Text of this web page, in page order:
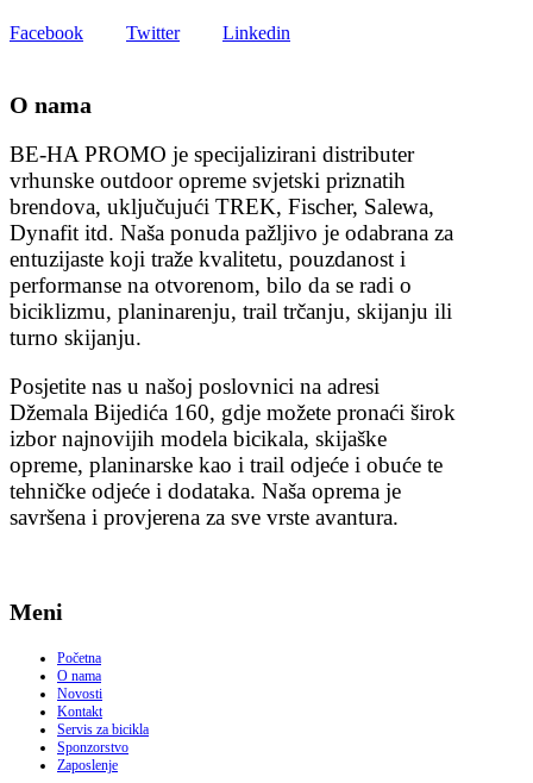
Facebook Twitter Linkedin
O nama
BE-HA PROMO je specijalizirani distributer
vrhunske outdoor opreme svjetski priznatih
brendova, uključujući TREK, Fischer, Salewa,
Dynafit itd. Naša ponuda pažljivo je odabrana za
entuzijaste koji traže kvalitetu, pouzdanost i
performanse na otvorenom, bilo da se radi o
biciklizmu, planinarenju, trail trčanju, skijanju ili
turno skijanju.
Posjetite nas u našoj poslovnici na adresi
Džemala Bijedića 160, gdje možete pronaći širok
izbor najnovijih modela bicikala, skijaške
opreme, planinarske kao i trail odjeće i obuće te
tehničke odjeće i dodataka. Naša oprema je
savršena i provjerena za sve vrste avantura.
Meni
Početna
O nama
Novosti
Kontakt
Servis za bicikla
Sponzorstvo
Zaposlenje